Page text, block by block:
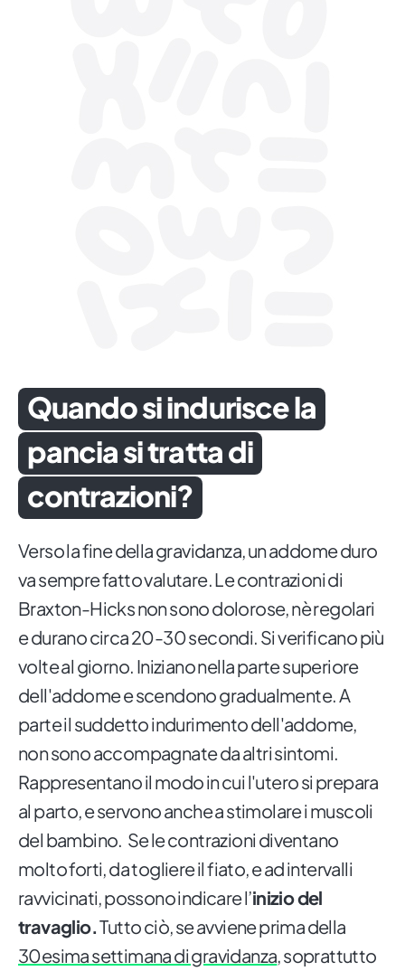
Quando si indurisce la
pancia si tratta di
contrazioni?
Verso la fine della gravidanza, un addome duro
va sempre fatto valutare. Le contrazioni di
Braxton-Hicks non sono dolorose, nè regolari
e durano circa 20-30 secondi. Si verificano più
volte al giorno. Iniziano nella parte superiore
dell'addome e scendono gradualmente. A
parte il suddetto indurimento dell'addome,
non sono accompagnate da altri sintomi.
Rappresentano il modo in cui l'utero si prepara
al parto, e servono anche a stimolare i muscoli
del bambino. Se le contrazioni diventano
molto forti, da togliere il fiato, e ad intervalli
ravvicinati, possono indicare l’inizio del
travaglio.Tutto ciò, se avviene prima della
30esima settimana di gravidanza, soprattutto